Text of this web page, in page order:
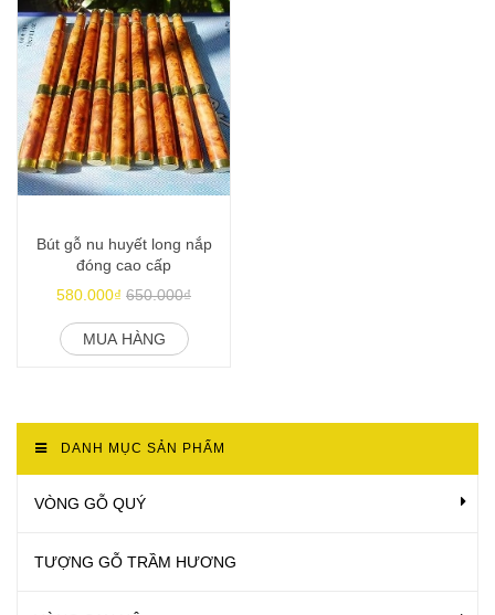
Bút gỗ nu huyết long nắp
đóng cao cấp
580.000₫ 650.000₫
MUA HÀNG
DANH MỤC SẢN PHẨM
VÒNG GỖ QUÝ
TƯỢNG GỖ TRẦM HƯƠNG